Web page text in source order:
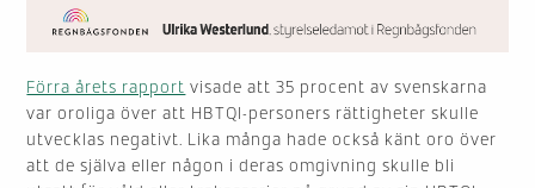
Förra årets rapport visade att 35 procent av svenskarna
var oroliga över att HBTQI-personers rättigheter skulle
utvecklas negativt. Lika många hade också känt oro över
att de själva eller någon i deras omgivning skulle bli